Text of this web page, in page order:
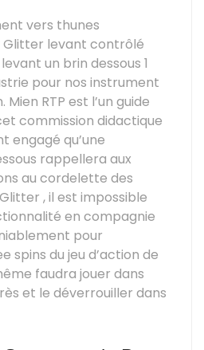
vers thunes
levant contrôlé
un brin dessous 1
pour nos instrument
RTP est l’un guide
commission didactique
engagé qu’une
rappellera aux
au cordelette des
, il est impossible
en compagnie
pour
spins du jeu d’action de
faudra jouer dans
et le déverrouiller dans